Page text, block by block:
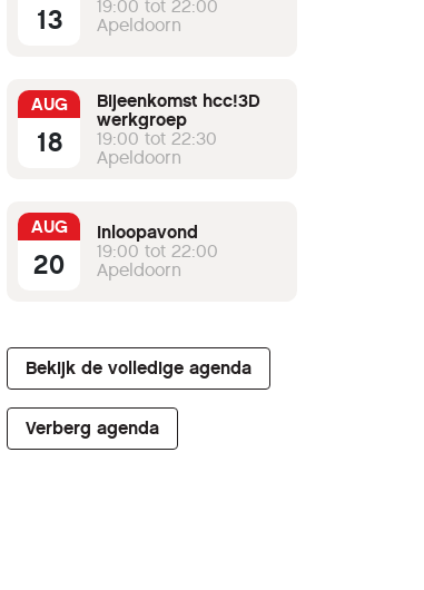
13
19:00 tot 22:00
Apeldoorn
AUG
18
Bijeenkomst hcc!3D
werkgroep
19:00 tot 22:30
Apeldoorn
AUG
20
Inloopavond
19:00 tot 22:00
Apeldoorn
Bekijk de volledige agenda
Verberg agenda